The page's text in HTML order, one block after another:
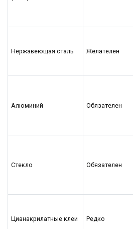
Нержавеющая сталь Желателен
Алюминий Обязателен
Стекло Обязателен
Цианакрилатные клеи Редко